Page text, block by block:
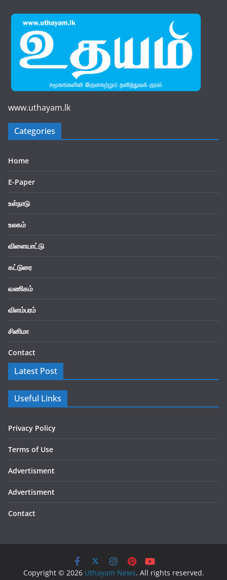
www.uthayam.lk
Categories
Home
E-Paper
உள்நாடு
உலகம்
விளையாட்டு
கட்டுரை
வணிகம்
விளம்பரம்
சினிமா
Contact
Latest Post
Useful Links
Privacy Policy
Terms of Use
Advertisment
Advertisment
Contact
Copyright © 2026 Uthayam News. All rights reserved.